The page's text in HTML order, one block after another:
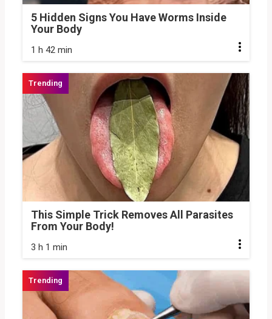
5 Hidden Signs You Have Worms Inside
Your Body
1 h 42 min
This Simple Trick Removes All Parasites
From Your Body!
3 h 1 min